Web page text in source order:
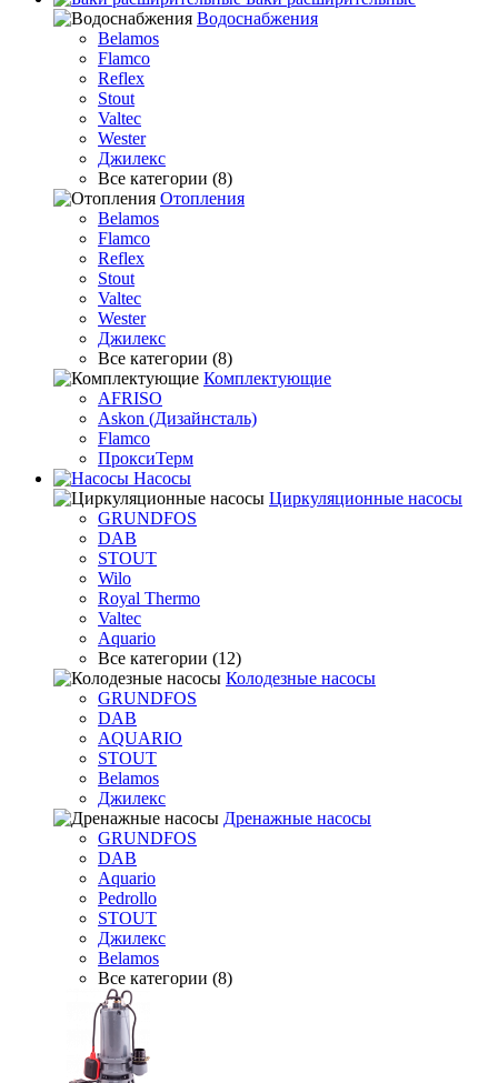
Водоснабжения
Belamos
Flamco
Reflex
Stout
Valtec
Wester
Джилекс
Все категории (8)
Отопления
Belamos
Flamco
Reflex
Stout
Valtec
Wester
Джилекс
Все категории (8)
Комплектующие
AFRISO
Askon (Дизайнсталь)
Flamco
ПроксиТерм
Насосы
Циркуляционные насосы
GRUNDFOS
DAB
STOUT
Wilo
Royal Thermo
Valtec
Aquario
Все категории (12)
Колодезные насосы
GRUNDFOS
DAB
AQUARIO
STOUT
Belamos
Джилекс
Дренажные насосы
GRUNDFOS
DAB
Aquario
Pedrollo
STOUT
Джилекс
Belamos
Все категории (8)